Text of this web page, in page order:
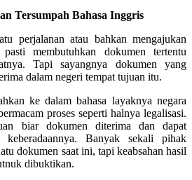
Tersumpah Bahasa Inggris
perjalanan atau bahkan mengajukan
membutuhkan dokumen tertentu
Tapi sayangnya dokumen yang
dalam negeri tempat tujuan itu.
ke dalam bahasa layaknya negara
proses seperti halnya legalisasi.
biar dokumen diterima dan dapat
Banyak sekali pihak
dokumen saat ini, tapi keabsahan hasil
dibuktikan.